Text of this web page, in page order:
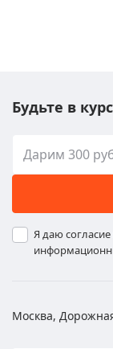
Будьте в
Я даю
Москва,